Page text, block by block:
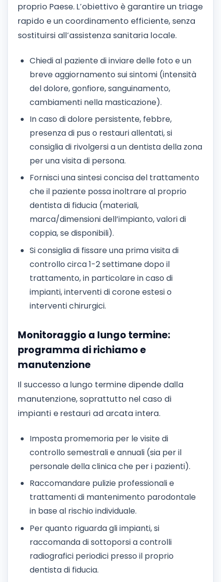
proprio Paese. L’obiettivo è garantire un triage
rapido e un coordinamento efficiente, senza
sostituirsi all’assistenza sanitaria locale.
Chiedi al paziente di inviare delle foto e un
breve aggiornamento sui sintomi (intensità
del dolore, gonfiore, sanguinamento,
cambiamenti nella masticazione).
In caso di dolore persistente, febbre,
presenza di pus o restauri allentati, si
consiglia di rivolgersi a un dentista della zona
per una visita di persona.
Fornisci una sintesi concisa del trattamento
che il paziente possa inoltrare al proprio
dentista di fiducia (materiali,
marca/dimensioni dell’impianto, valori di
coppia, se disponibili).
Si consiglia di fissare una prima visita di
controllo circa 1-2 settimane dopo il
trattamento, in particolare in caso di
impianti, interventi di corone estesi o
interventi chirurgici.
Monitoraggio a lungo termine:
programma di richiamo e
manutenzione
Il successo a lungo termine dipende dalla
manutenzione, soprattutto nel caso di
impianti e restauri ad arcata intera.
Imposta promemoria per le visite di
controllo semestrali e annuali (sia per il
personale della clinica che per i pazienti).
Raccomandare pulizie professionali e
trattamenti di mantenimento parodontale
in base al rischio individuale.
Per quanto riguarda gli impianti, si
raccomanda di sottoporsi a controlli
radiografici periodici presso il proprio
dentista di fiducia.